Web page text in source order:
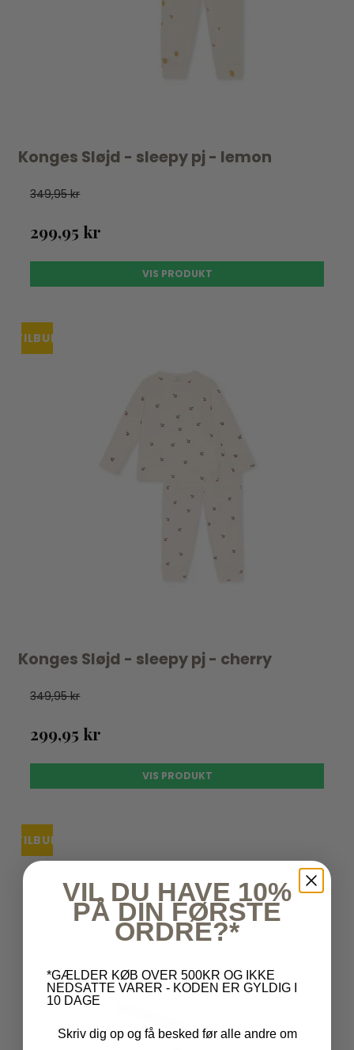
Konges Sløjd - sleepy pj - lemon
349,95 kr
299,95 kr
VIS PRODUKT
TILBUD
Konges Sløjd - sleepy pj - cherry
349,95 kr
299,95 kr
VIS PRODUKT
TILBUD
VIL DU HAVE 10%
PÅ DIN FØRSTE
ORDRE?*
*GÆLDER KØB OVER 500KR OG IKKE
NEDSATTE VARER - KODEN ER GYLDIG I
10 DAGE
Skriv dig op og få besked før alle andre om